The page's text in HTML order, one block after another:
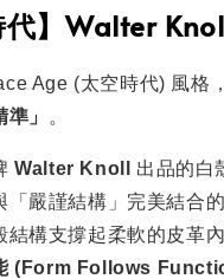
代】Walter
Age (太空時代) 風格
準」 。
Walter Knoll
出品的白
「嚴謹結構」完美結合
結構支撐起柔軟的皮革
(Form Follows